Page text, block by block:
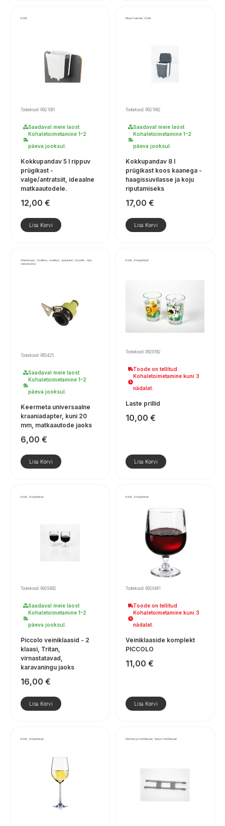
Köök
Tootekood: R921081
Saadaval meie laost
Kohaletoimetamine 1–2
päeva jooksul.
Kokkupandav 5 l rippuv
prügikast -
valge/antratsiit, ideaalne
matkaautodele.
12,00 €
Lisa Korvi
Muud kaubad, Köök
Tootekood: R921082
Saadaval meie laost
Kohaletoimetamine 1–2
päeva jooksul.
Kokkupandav 8 l
prügikast koos kaanega -
haagissuvilasse ja koju
riputamiseks
17,00 €
Lisa Korvi
Ühendused, Voolikud, voolikud, adapterid, torustik, vesi,
veevarustus
Tootekood: R65425
Saadaval meie laost
Kohaletoimetamine 1–2
päeva jooksul.
Keermeta universaalne
kraaniadapter, kuni 20
mm, matkaautode jaoks
6,00 €
Lisa Korvi
Köök, Köögiriistad
Tootekood: R929182
Toode on tellitud
Kohaletoimetamine kuni 3
nädalat.
Laste prillid
10,00 €
Lisa Korvi
Köök, Köögiriistad
Tootekood: R929482
Saadaval meie laost
Kohaletoimetamine 1–2
päeva jooksul.
Piccolo veiniklaasid - 2
klaasi, Tritan,
virnastatavad,
karavaningu jaoks
16,00 €
Lisa Korvi
Köök, Köögiriistad
Tootekood: R929481
Toode on tellitud
Kohaletoimetamine kuni 3
nädalat.
Veiniklaaside komplekt
PICCOLO
11,00 €
Lisa Korvi
Köök, Köögiriistad Mööbel ja mööbliosad, Muud mööbliosad